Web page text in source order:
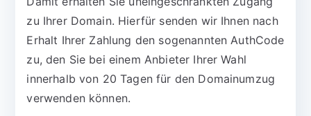
zu Ihrer Domain. Hierfür senden wir Ihnen nach
Erhalt Ihrer Zahlung den sogenannten AuthCode
zu, den Sie bei einem Anbieter Ihrer Wahl
innerhalb von 20 Tagen für den Domainumzug
verwenden können.